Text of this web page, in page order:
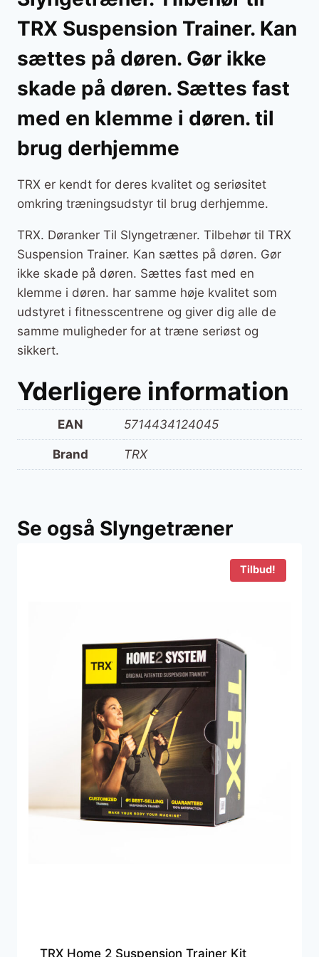
TRX Suspension Trainer. Kan
sættes på døren. Gør ikke
skade på døren. Sættes fast
med en klemme i døren. til
brug derhjemme
TRX er kendt for deres kvalitet og seriøsitet
omkring træningsudstyr til brug derhjemme.
TRX. Døranker Til Slyngetræner. Tilbehør til TRX
Suspension Trainer. Kan sættes på døren. Gør
ikke skade på døren. Sættes fast med en
klemme i døren. har samme høje kvalitet som
udstyret i fitnesscentrene og giver dig alle de
samme muligheder for at træne seriøst og
sikkert.
Yderligere information
EAN 5714434124045
Brand TRX
Se også Slyngetræner
Tilbud!
TRX Home 2 Suspension Trainer Kit